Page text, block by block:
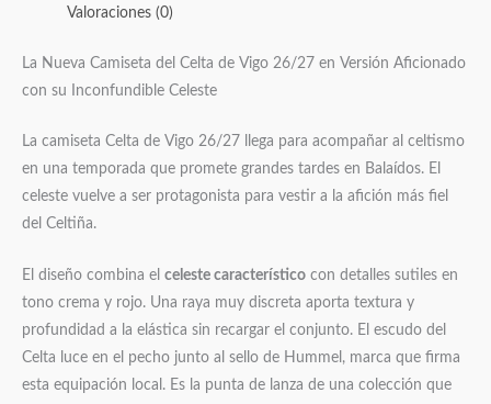
Valoraciones (0)
La Nueva Camiseta del Celta de Vigo 26/27 en Versión Aficionado
con su Inconfundible Celeste
La camiseta Celta de Vigo 26/27 llega para acompañar al celtismo
en una temporada que promete grandes tardes en Balaídos. El
celeste vuelve a ser protagonista para vestir a la afición más fiel
del Celtiña.
El diseño combina el celeste característico con detalles sutiles en
tono crema y rojo. Una raya muy discreta aporta textura y
profundidad a la elástica sin recargar el conjunto. El escudo del
Celta luce en el pecho junto al sello de Hummel, marca que firma
esta equipación local. Es la punta de lanza de una colección que